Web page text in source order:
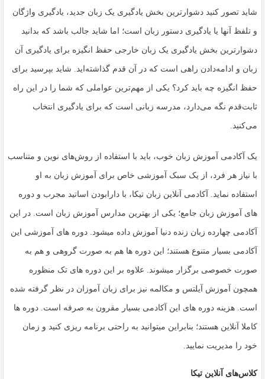
شاید تصور کنید دشوار‌ترین بخش یادگیری یک زبان جدید، یادگیری واژگان
و تلفظ آنها یا یادگیری دستور زبان است؛ اما شاید جالب باشد که بدانید
دشوارترین بخش یادگیری یک زبان خارجی حفظ انگیزه برای یادگیری آن
زبان و ادامه‌دادن راهی است که در آن قدم گذاشته‌اید. شاید بپرسید برای
حفظ انگیزه چه باید کرد؟ یکی از مهم‌ترین عواملی که شما را در این راه
ثابت‌قدم نگه می‌دارد، مدرسه زبانی است که برای یادگیری انتخاب
می‌کنید.
یک آکادمی آموزش زبان خوب، باید با استفاده از روش‌های نوین و متناسب
با نیاز هر فرد، از یک سبک آموزشی خاص برای آموزش زبان به او
استفاده نماید. آکادمی آنلاین زبان تیکا، با دارابودن اساتید مجرب و دوره
های آموزش زبان جامع؛ یکی از بهترین مدارس آموزش زبان است. در این
آکادمی چهارده زبان زنده دنیا آموزش داده میشود. دوره های آموزشی این
آکادمی بسیار متنوع هستند؛ این دوره ها هم به صورت گروهی و هم به
صورت خصوصی برگزار میشوند. علاوه بر این دوره های تک منظوره
همچون آموزش آیلتس و مکالمه نیز برای زبان آموزان در نظر گرفته شده
است. هزینه دوره های این آکادمی بسیار مقرون به صرفه است. دوره ها
کاملا آنلاین هستند؛ بنابراین میتوانید به راحتی برنامه ریزی کنید و زمان
خود را مدیریت نمایید.
کلاس‌های آنلاین تیکا